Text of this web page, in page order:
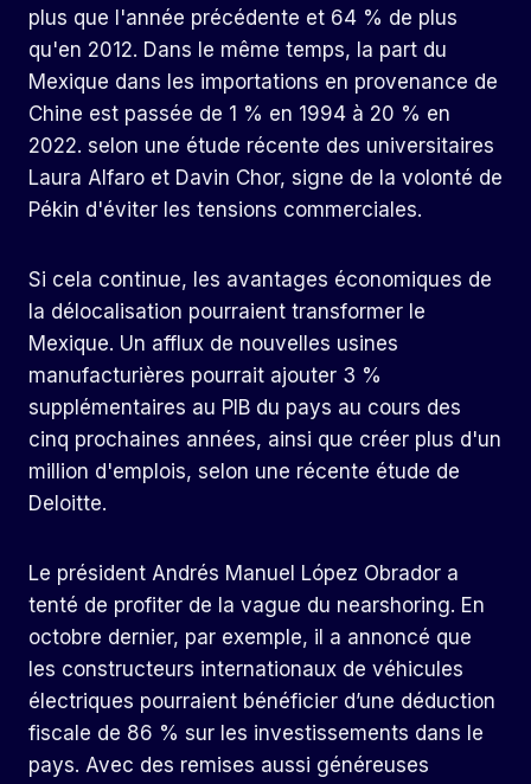
plus que l'année précédente et 64 % de plus
qu'en 2012. Dans le même temps, la part du
Mexique dans les importations en provenance de
Chine est passée de 1 % en 1994 à 20 % en
2022. selon une étude récente des universitaires
Laura Alfaro et Davin Chor, signe de la volonté de
Pékin d'éviter les tensions commerciales.
Si cela continue, les avantages économiques de
la délocalisation pourraient transformer le
Mexique. Un afflux de nouvelles usines
manufacturières pourrait ajouter 3 %
supplémentaires au PIB du pays au cours des
cinq prochaines années, ainsi que créer plus d'un
million d'emplois, selon une récente étude de
Deloitte.
Le président Andrés Manuel López Obrador a
tenté de profiter de la vague du nearshoring. En
octobre dernier, par exemple, il a annoncé que
les constructeurs internationaux de véhicules
électriques pourraient bénéficier d’une déduction
fiscale de 86 % sur les investissements dans le
pays. Avec des remises aussi généreuses